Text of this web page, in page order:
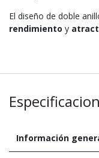
El diseño de doble
rendimiento y
Información